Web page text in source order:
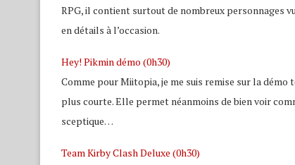
RPG, il contient surtout de nombreux personnages
en détails à l’occasion.
Hey! Pikmin démo (0h30)
Comme pour Miitopia, je me suis remise sur la démo
plus courte. Elle permet néanmoins de bien voir
sceptique…
Team Kirby Clash Deluxe (0h30)